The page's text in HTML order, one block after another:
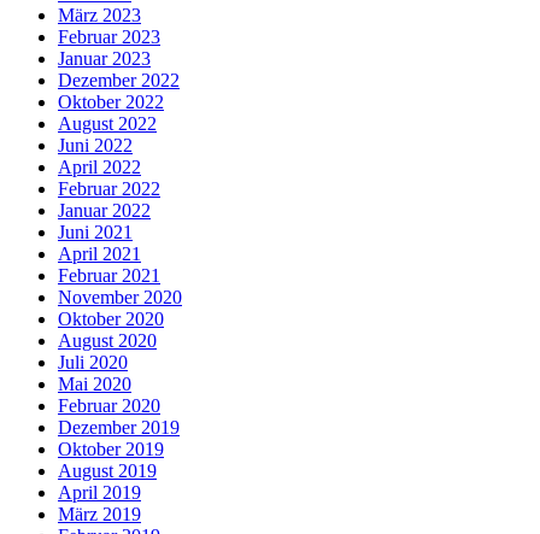
März 2023
Februar 2023
Januar 2023
Dezember 2022
Oktober 2022
August 2022
Juni 2022
April 2022
Februar 2022
Januar 2022
Juni 2021
April 2021
Februar 2021
November 2020
Oktober 2020
August 2020
Juli 2020
Mai 2020
Februar 2020
Dezember 2019
Oktober 2019
August 2019
April 2019
März 2019